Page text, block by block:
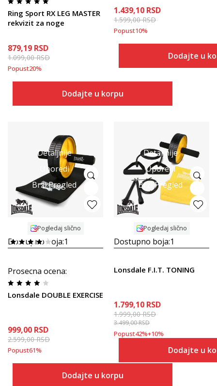
Ring Sport RX LEG MASTER
rekvizit za noge
879,19 RSD
1.099,00RSD
Popust20%
Dodajte u korpu
1.439,10 RSD
1.599,00RSD
Popust10%
Dodajte u
Detaljnije
Uporedi
Brzi Pregled
Pogledaj slično
Dostupno boja:1
Prosecna ocena:
Lonsdale DOUBLE EXERCISE
999,00 RSD
2.599,00RSD
Popust61%
Dodajte u korpu
Detaljnije
Uporedi
Brzi Pregled
Pogledaj slično
Dostupno boja:1
Lonsdale F.I.T. TONING
1.799,10 RSD
1.999,00RSD
3.499,00RSD
Popust42%+10%
Dodajte u